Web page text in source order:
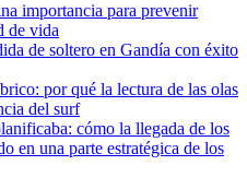
importancia para prevenir
de vida
de soltero en Gandía con éxito
por qué la lectura de las olas
del surf
cómo la llegada de los
en una parte estratégica de los